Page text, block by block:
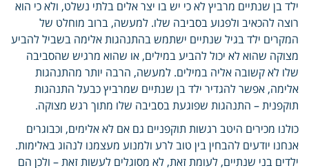
ילד בן שנתיים מרביץ לא כי יש בו יצר אלים בלתי נשלט, ולא כי הוא
רוצה להכאיב ולפגוע בסביבה שלו. למעשה, ברוב מוחלט של
המקרים ילד בגיל שנתיים ישתמש בהתנהגות אלימה בשביל להביע
מצוקה שהוא לא יכול להביע במילים, או שהוא מרגיש שהסביבה
שלו לא קשובה אליה במילים. למעשה, הרבה יותר מהתנהגות
אלימה, אפשר להגדיר ילד בן שנתיים שמרביץ כבעל התנהגות
תוקפנית – התנהגות שפוגעת בסביבה שלו מתוך רגש מצוקה.
כולנו מכירים היטב רגשות תוקפניים גם אם לא אלימים, וכבוגרים
אנחנו יודעים להבחין בין טוב לרע ולמנוע מעצמנו לנהוג באלימות.
ילדים בני שנתיים, לעומת זאת, לא מסוגלים לעשות זאת – ולכן הם